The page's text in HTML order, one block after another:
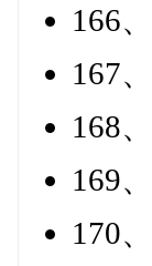
166、
167、
168、
169、
170、